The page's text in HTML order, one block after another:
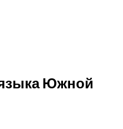
языка Южной